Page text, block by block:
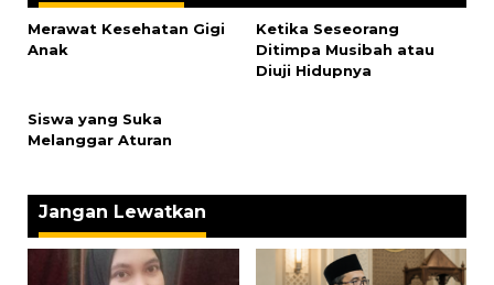
Merawat Kesehatan Gigi
Anak
Ketika Seseorang
Ditimpa Musibah atau
Diuji Hidupnya
Siswa yang Suka
Melanggar Aturan
Jangan Lewatkan